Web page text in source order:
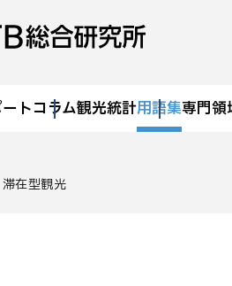
トコラム観光統計用語集専門領
滞在型観光